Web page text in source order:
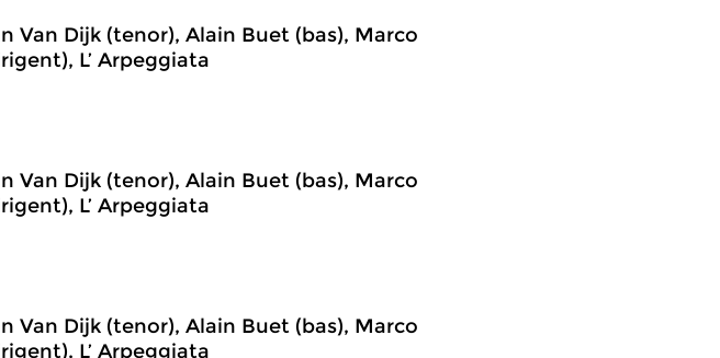
Van Dijk (tenor), Alain Buet (bas), Marco
L’ Arpeggiata
Van Dijk (tenor), Alain Buet (bas), Marco
L’ Arpeggiata
Van Dijk (tenor), Alain Buet (bas), Marco
L’ Arpeggiata